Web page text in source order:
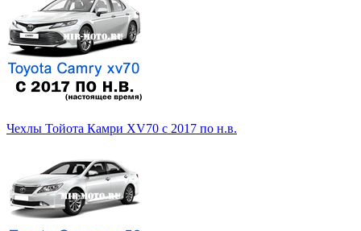
Чехлы Тойота Камри XV70 с 2017 по н.в.